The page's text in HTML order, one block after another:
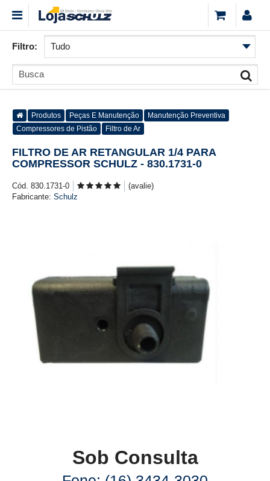
Filtro:
Produtos Peças E Manutenção
Manutenção Preventiva
Compressores de Pistão
Filtro de Ar
FILTRO DE AR RETANGULAR 1/4 PARA
COMPRESSOR SCHULZ - 830.1731-0
Cód. 830.1731-0
(avalie)
Fabricante: Schulz
Sob Consulta